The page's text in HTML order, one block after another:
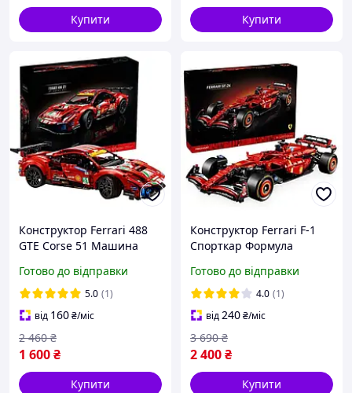
Купити Купити
Конструктор Ferrari 488
GTE Corse 51 Машина
Готово до відправки
5.0 (1)
від 160₴/міс
1 600₴
2 460 ₴
Купити
Конструктор Ferrari F-1
Спорткар Формула
Готово до відправки
4.0 (1)
від240₴/міс
2 400₴
3 690 ₴
Купити